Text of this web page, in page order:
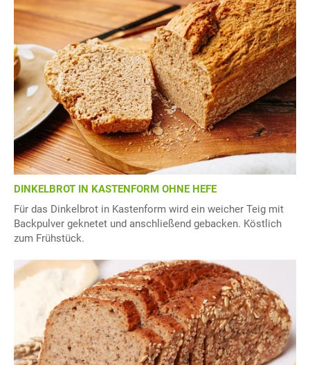
DINKELBROT IN KASTENFORM OHNE HEFE
Für das Dinkelbrot in Kastenform wird ein weicher Teig mit
Backpulver geknetet und anschließend gebacken. Köstlich
zum Frühstück.